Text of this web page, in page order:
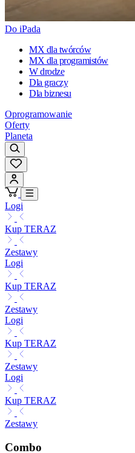
Do iPada
MX dla twórców
MX dla programistów
W drodze
Dla graczy
Dla biznesu
Oprogramowanie
Oferty
Planeta
Logi
Kup TERAZ
Zestawy
Logi
Kup TERAZ
Zestawy
Logi
Kup TERAZ
Zestawy
Logi
Kup TERAZ
Zestawy
Combo